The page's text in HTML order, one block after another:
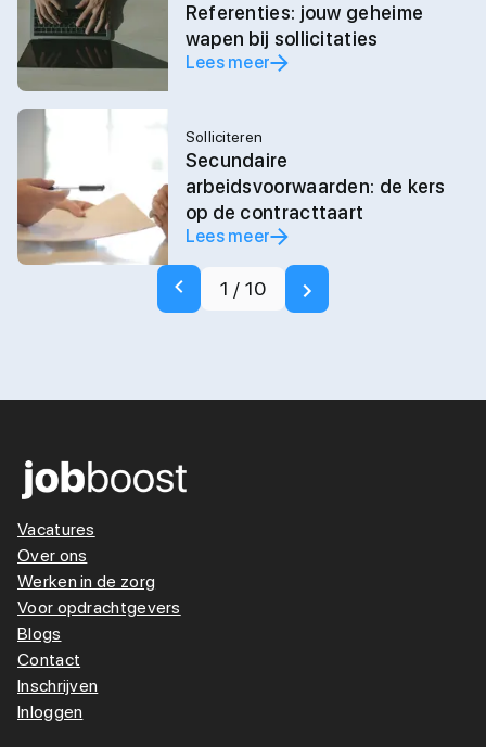
Referenties: jouw geheime
wapen bij sollicitaties
Lees meer
Solliciteren
Secundaire
arbeidsvoorwaarden: de kers
op de contracttaart
Lees meer
1 / 10
Vacatures
Over ons
Werken in de zorg
Voor opdrachtgevers
Blogs
Contact
Inschrijven
Inloggen